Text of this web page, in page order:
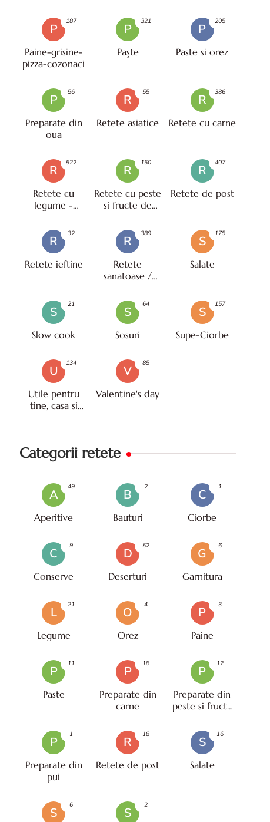
P
Paine-grisine-
pizza-cozonaci
187
P
Paşte
321
P
Paste si orez
205
P
Preparate din
oua
56
R
Retete asiatice
55
R
Retete cu carne
386
R
Retete cu
legume -
522
R
Retete cu peste
si fructe de
150
R
Retete de post
407
R
Retete ieftine
32
R
Retete
sanatoase /
389
S
Salate
175
S
Slow cook
21
S
Sosuri
64
S
Supe-Ciorbe
157
U
Utile pentru
tine, casa si
134
V
Valentine's day
85
Categorii retete
A
Aperitive
49
B
Bauturi
2
C
Ciorbe
1
C
Conserve
9
D
Deserturi
52
G
Garnitura
6
L
Legume
21
O
Orez
4
P
Paine
3
P
Paste
11
P
Preparate din
carne
18
P
Preparate din
peste si fructe
12
P
Preparate din
pui
1
R
Retete de post
18
S
Salate
16
S
6
S
2